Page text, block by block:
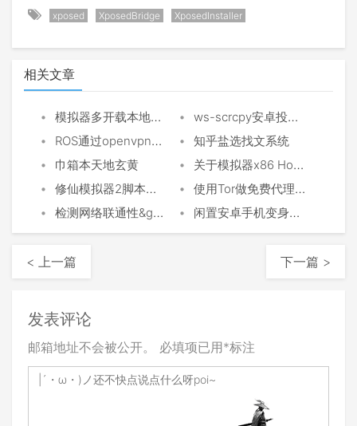
xposed XposedBridge XposedInstaller
相关文章
• 模拟器多开载本地磁盘更新提速 • ws-scrcpy安卓投屏利器
• ROS通过openvpn指定路由策略固定游戏IP • 知乎盐选找文系统
• 巾箱本天地玄黄 • 关于模拟器x86 Hook arm so
• 修仙模拟器2脚本设置教程 • 使用Tor做免费代理池
• 检测网络联通性&generate_204服务汇总与评测 • 闲置安卓手机变身无线路由器
< 上一篇 下一篇 >
发表评论
邮箱地址不会被公开。 必填项已用*标注